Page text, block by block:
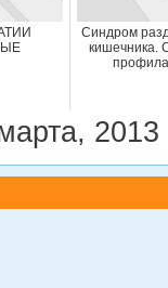
Синдром
кишечника.
2013